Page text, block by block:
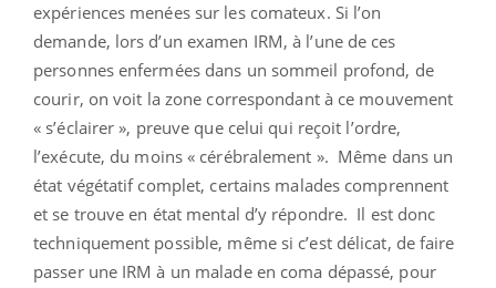
expériences menées sur les comateux. Si l’on
demande, lors d’un examen IRM, à l’une de ces
personnes enfermées dans un sommeil profond, de
courir, on voit la zone correspondant à ce mouvement
« s’éclairer », preuve que celui qui reçoit l’ordre,
l’exécute, du moins « cérébralement ». Même dans un
état végétatif complet, certains malades comprennent
et se trouve en état mental d’y répondre. Il est donc
techniquement possible, même si c’est délicat, de faire
passer une IRM à un malade en coma dépassé, pour